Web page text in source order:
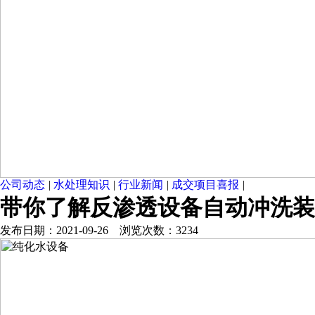
公司动态 | 水处理知识 | 行业新闻 | 成交项目喜报 |
带你了解反渗透设备自动冲洗
发布日期：2021-09-26 浏览次数：3234